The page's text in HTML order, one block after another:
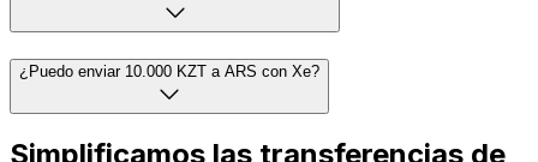
¿Puedo enviar 10.000 KZT a ARS con Xe?
Simplificamos las transferencias de